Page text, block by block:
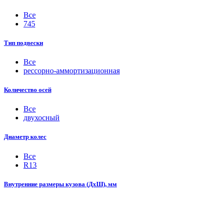
Все
745
Тип подвески
Все
рессорно-аммортизационная
Количество осей
Все
двухосный
Диаметр колес
Все
R13
Внутренние размеры кузова (ДхШ), мм